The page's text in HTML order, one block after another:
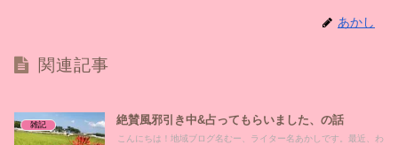
あかし
関連記事
雑記 絶賛風邪引き中&占ってもらいました、の話
こんにちは！地域ブログ名むー、ライター名あかしです。最近、わ